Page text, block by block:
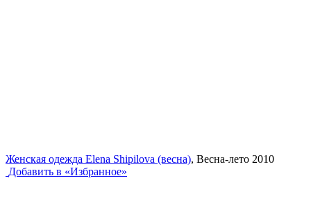
Женская одежда Elena Shipilova (весна), Весна-лето 2010
Добавить в «Избранное»